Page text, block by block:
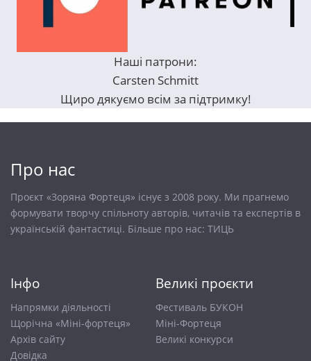
Наші патрони:
Carsten Schmitt
Щиро дякуємо всім за підтримку!
Про нас
Проєкт «Зоряна Фортеця» існує з 2008 року. Ми прагнемо
формувати творчу спільноту авторів, читачів та експертів в
українській фантастиці. Більше про нас: ТИЦЬ
Інфо
Напрямки діяльності
Щорічна «Міні-фортеця»
Архів сайту
Довiдка
Великі проєкти
Фестиваль БУКОН
Міні-Фортеця
Великі конкурси